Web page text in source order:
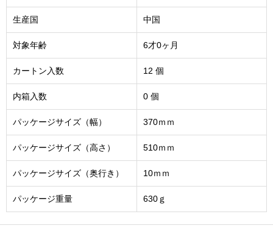
生産国 中国
対象年齢 6才0ヶ月
カートン入数 12 個
内箱入数 0 個
パッケージサイズ（幅） 370ｍｍ
パッケージサイズ（高さ） 510ｍｍ
パッケージサイズ（奥行き） 10ｍｍ
パッケージ重量 630ｇ